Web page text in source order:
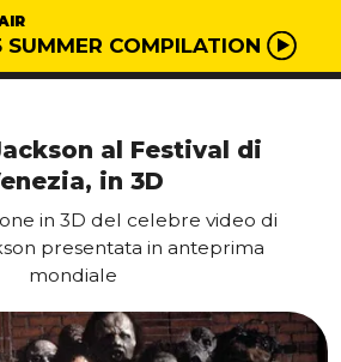
SUMMER COMPILATION
al Festival di
in 3D
in 3D del celebre video di
presentata in anteprima
mondiale